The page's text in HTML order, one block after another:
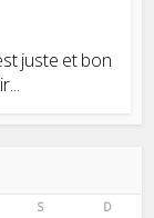
juste et bon
S D